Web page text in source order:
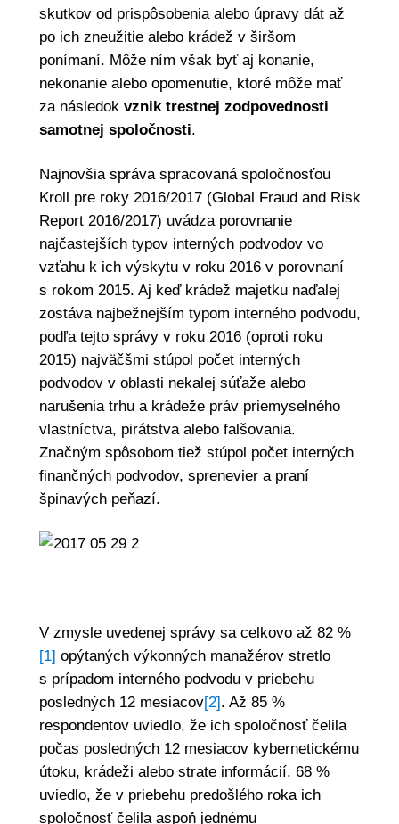
skutkov od prispôsobenia alebo úpravy dát až
po ich zneužitie alebo krádež v širšom
ponímaní. Môže ním však byť aj konanie,
nekonanie alebo opomenutie, ktoré môže mať
za následok vznik trestnej zodpovednosti
samotnej spoločnosti.
Najnovšia správa spracovaná spoločnosťou
Kroll pre roky 2016/2017 (Global Fraud and Risk
Report 2016/2017) uvádza porovnanie
najčastejších typov interných podvodov vo
vzťahu k ich výskytu v roku 2016 v porovnaní
s rokom 2015. Aj keď krádež majetku naďalej
zostáva najbežnejším typom interného podvodu,
podľa tejto správy v roku 2016 (oproti roku
2015) najväčšmi stúpol počet interných
podvodov v oblasti nekalej súťaže alebo
narušenia trhu a krádeže práv priemyselného
vlastníctva, pirátstva alebo falšovania.
Značným spôsobom tiež stúpol počet interných
finančných podvodov, sprenevier a praní
špinavých peňazí.
V zmysle uvedenej správy sa celkovo až 82 %
[1] opýtaných výkonných manažérov stretlo
s prípadom interného podvodu v priebehu
posledných 12 mesiacov[2]. Až 85 %
respondentov uviedlo, že ich spoločnosť čelila
počas posledných 12 mesiacov kybernetickému
útoku, krádeži alebo strate informácií. 68 %
uviedlo, že v priebehu predošlého roka ich
spoločnosť čelila aspoň jednému